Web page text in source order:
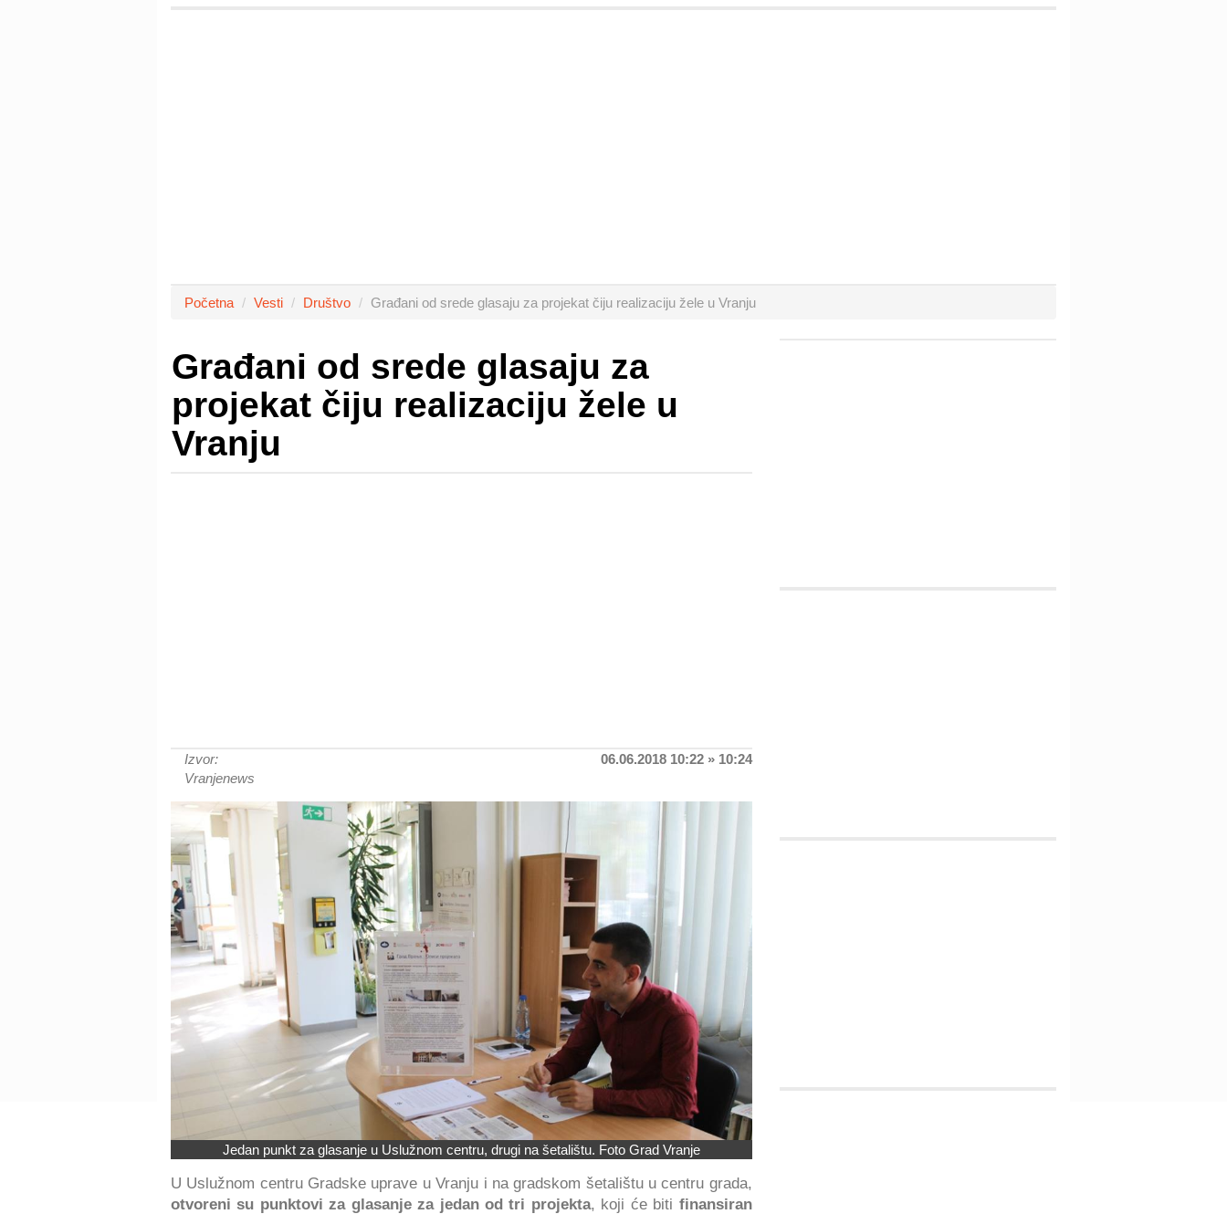
Početna Vesti Društvo Građani od srede glasaju za projekat čiju realizaciju žele u Vranju
Građani od srede glasaju za
projekat čiju realizaciju žele u
Vranju
Izvor:
Vranjenews
06.06.2018 10:22 » 10:24
Jedan punkt za glasanje u Uslužnom centru, drugi na šetalištu. Foto Grad Vranje
U Uslužnom centru Gradske uprave u Vranju i na gradskom šetalištu u centru grada,
otvoreni su punktovi za glasanje za jedan od tri projekta, koji će biti finansiran